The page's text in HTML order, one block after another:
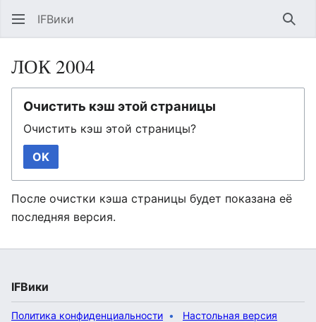
IFВики
ЛОК 2004
Очистить кэш этой страницы
Очистить кэш этой страницы?
OK
После очистки кэша страницы будет показана её
последняя версия.
IFВики
Политика конфиденциальности Настольная версия